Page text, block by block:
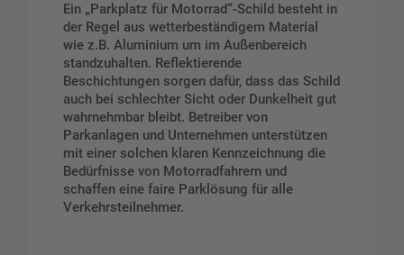
Ein „Parkplatz für Motorrad“-Schild besteht in
der Regel aus wetterbeständigem Material
wie z.B. Aluminium um im Außenbereich
standzuhalten. Reflektierende
Beschichtungen sorgen dafür, dass das Schild
auch bei schlechter Sicht oder Dunkelheit gut
wahrnehmbar bleibt. Betreiber von
Parkanlagen und Unternehmen unterstützen
mit einer solchen klaren Kennzeichnung die
Bedürfnisse von Motorradfahrern und
schaffen eine faire Parklösung für alle
Verkehrsteilnehmer.